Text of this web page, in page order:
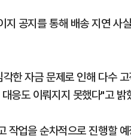
공지를 통해 배송 지연 사
한 자금 문제로 인해 다수
응도 이뤄지지 못했다"고 밝
작업을 순차적으로 진행할